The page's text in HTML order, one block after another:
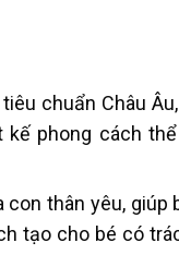
chuẩn Châu
phong cách
thân yêu, giúp
tạo cho bé có